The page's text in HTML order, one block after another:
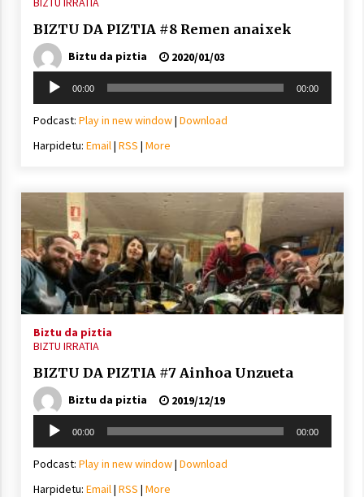
BIZTU DA PIZTIA #8 Remen anaixek
Biztu da piztia
2020/01/03
Soinu
erreproduzigailua
00:00 00:00
Podcast: Play in new window| Download
Harpidetu: Email| RSS | More
Biztu da piztia
BIZTU IRRATIA
BIZTU DA PIZTIA #7 Ainhoa Unzueta
Biztu da piztia
2019/12/19
Soinu
erreproduzigailua
00:00 00:00
Podcast: Play in new window| Download
Harpidetu: Email| RSS | More